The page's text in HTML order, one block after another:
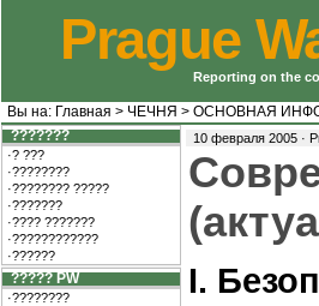
Prague
Reporting on the
Вы на: Главная > ЧЕЧНЯ > ОСНОВНАЯ
???????
·? ???
·????????
·???????? ?????
·???????
·???? ???????
·????????????
·??????
????? PW
·????????
10 февраля 2005 ·
I.